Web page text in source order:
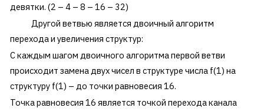
девятки. (2 – 4 – 8 – 16 – 32)
Другой ветвью является двоичный алгоритм
перехода и увеличения структур:
С каждым шагом двоичного алгоритма первой ветви
происходит замена двух чисел в структуре числа f(1) на
структуру f(1) – до точки равновесия 16.
Точка равновесия 16 является точкой перехода канала